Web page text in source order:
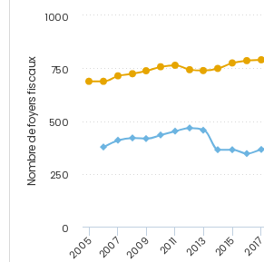
Nombre de foyers fiscaux
2005 2007 2009 2011 2013 2015 2017
0
250
500
750
1000